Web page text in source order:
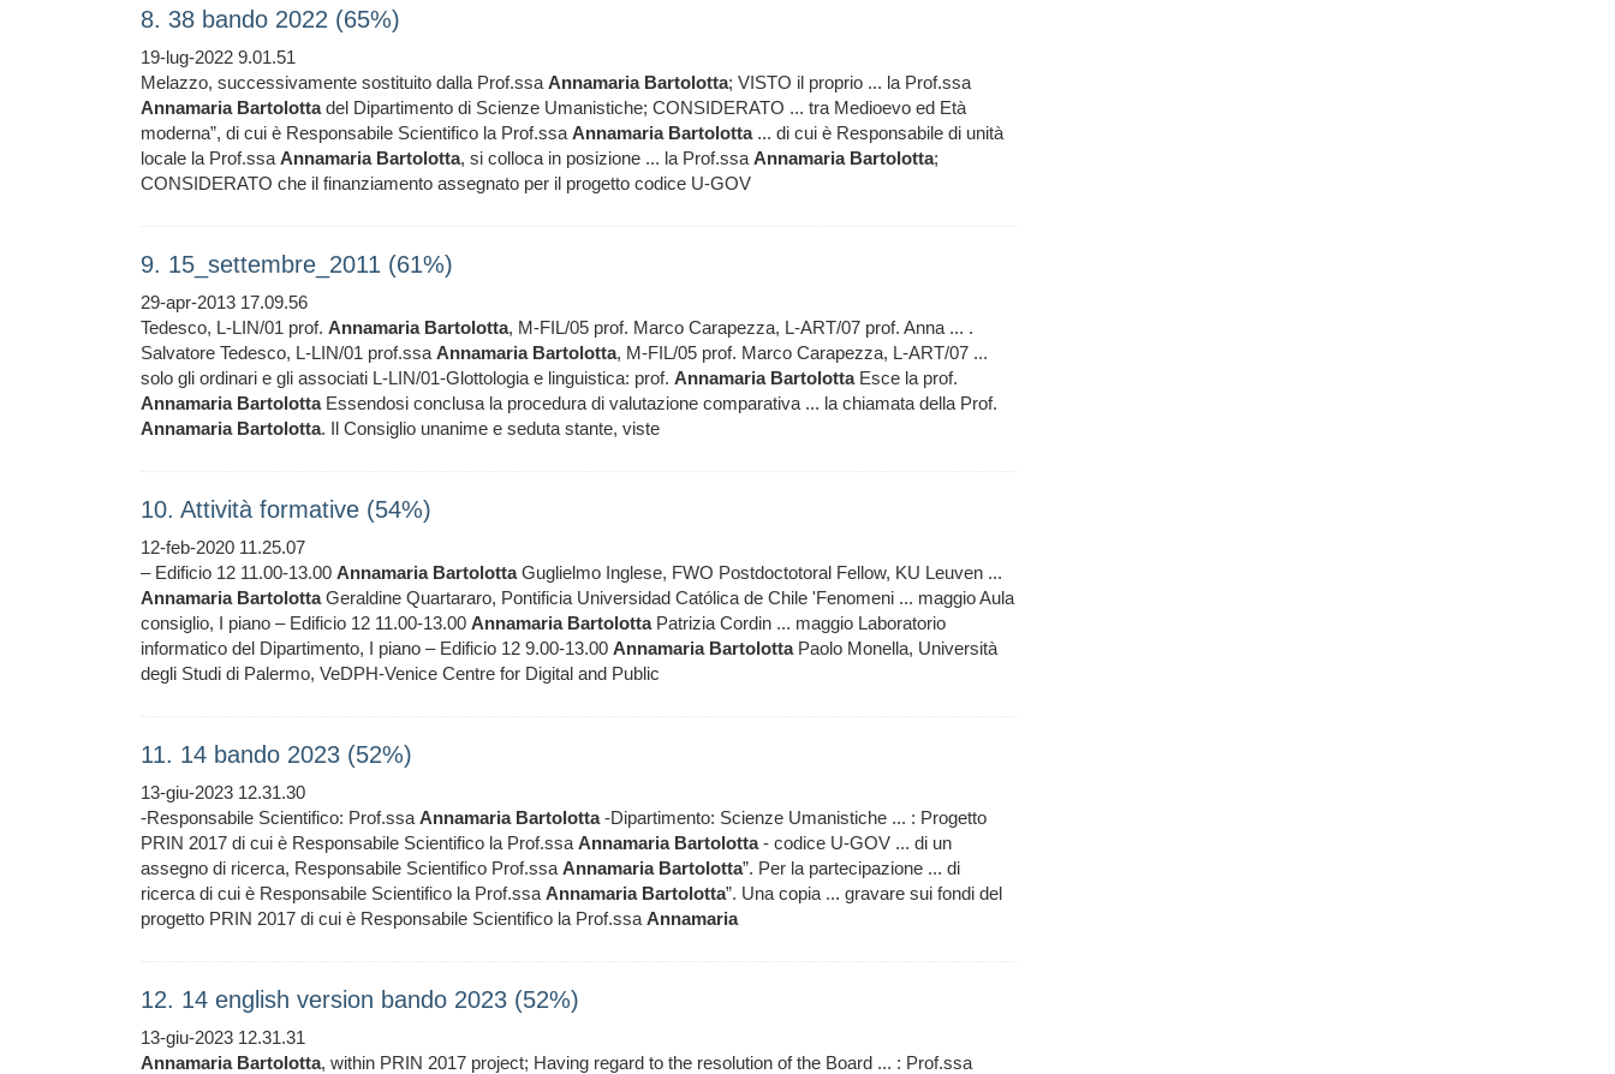
8. 38 bando 2022 (65%)
19-lug-2022 9.01.51
Melazzo, successivamente sostituito dalla Prof.ssa Annamaria Bartolotta; VISTO il proprio ... la Prof.ssa
Annamaria Bartolottadel Dipartimento di Scienze Umanistiche; CONSIDERATO ... tra Medioevo ed Età
moderna”, di cui è Responsabile Scientifico la Prof.ssa Annamaria Bartolotta... di cui è Responsabile di unità
locale la Prof.ssa Annamaria Bartolotta, si colloca in posizione ... la Prof.ssa Annamaria Bartolotta;
CONSIDERATO che il finanziamento assegnato per il progetto codice U-GOV
9. 15_settembre_2011 (61%)
29-apr-2013 17.09.56
Tedesco, L-LIN/01 prof. Annamaria Bartolotta, M-FIL/05 prof. Marco Carapezza, L-ART/07 prof. Anna ... .
Salvatore Tedesco, L-LIN/01 prof.ssa Annamaria Bartolotta, M-FIL/05 prof. Marco Carapezza, L-ART/07 ...
solo gli ordinari e gli associati L-LIN/01-Glottologia e linguistica: prof. Annamaria BartolottaEsce la prof.
Annamaria BartolottaEssendosi conclusa la procedura di valutazione comparativa ... la chiamata della Prof.
Annamaria Bartolotta. Il Consiglio unanime e seduta stante, viste
10. Attività formative (54%)
12-feb-2020 11.25.07
– Edificio 12 11.00-13.00 Annamaria BartolottaGuglielmo Inglese, FWO Postdoctotoral Fellow, KU Leuven ...
Annamaria BartolottaGeraldine Quartararo, Pontificia Universidad Católica de Chile 'Fenomeni ... maggio Aula
consiglio, I piano – Edificio 12 11.00-13.00 Annamaria BartolottaPatrizia Cordin ... maggio Laboratorio
informatico del Dipartimento, I piano – Edificio 12 9.00-13.00 Annamaria BartolottaPaolo Monella, Università
degli Studi di Palermo, VeDPH-Venice Centre for Digital and Public
11. 14 bando 2023 (52%)
13-giu-2023 12.31.30
-Responsabile Scientifico: Prof.ssa Annamaria Bartolotta-Dipartimento: Scienze Umanistiche ... : Progetto
PRIN 2017 di cui è Responsabile Scientifico la Prof.ssa Annamaria Bartolotta- codice U-GOV ... di un
assegno di ricerca, Responsabile Scientifico Prof.ssa Annamaria Bartolotta”. Per la partecipazione ... di
ricerca di cui è Responsabile Scientifico la Prof.ssa Annamaria Bartolotta”. Una copia ... gravare sui fondi del
progetto PRIN 2017 di cui è Responsabile Scientifico la Prof.ssa Annamaria
12. 14 english version bando 2023 (52%)
13-giu-2023 12.31.31
Annamaria Bartolotta, within PRIN 2017 project; Having regard to the resolution of the Board ... : Prof.ssa